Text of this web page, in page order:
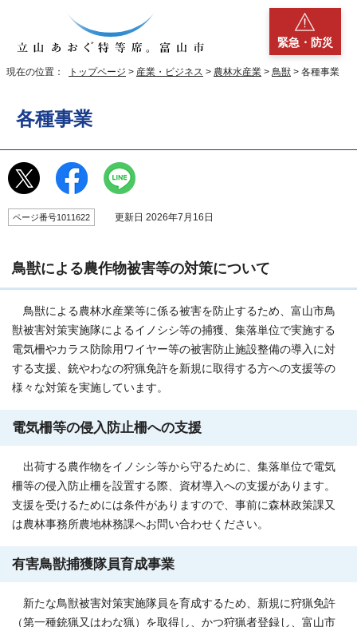
緊急・防災
現在の位置： トップページ > 産業・ビジネス > 農林水産業 > 鳥獣 > 各種事業
各種事業
ページ番号1011622 更新日 2026年7月16日
鳥獣による農作物被害等の対策について
鳥獣による農林水産業等に係る被害を防止するため、富山市鳥
獣被害対策実施隊によるイノシシ等の捕獲、集落単位で実施する
電気柵やカラス防除用ワイヤー等の被害防止施設整備の導入に対
する支援、銃やわなの狩猟免許を新規に取得する方への支援等の
様々な対策を実施しています。
電気柵等の侵入防止柵への支援
出荷する農作物をイノシシ等から守るために、集落単位で電気
柵等の侵入防止柵を設置する際、資材導入への支援があります。
支援を受けるためには条件がありますので、事前に森林政策課又
は農林事務所農地林務課へお問い合わせください。
有害鳥獣捕獲隊員育成事業
新たな鳥獣被害対策実施隊員を育成するため、新規に狩猟免許
（第一種銃猟又はわな猟）を取得し、かつ狩猟者登録し、富山市